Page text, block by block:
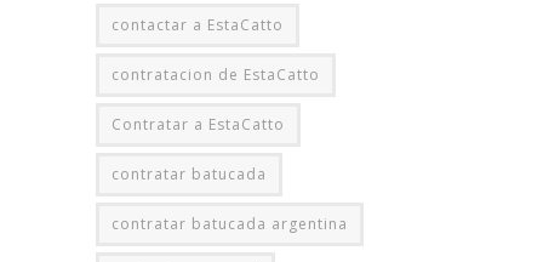
contactar a EstaCatto
contratacion de EstaCatto
Contratar a EstaCatto
contratar batucada
contratar batucada argentina